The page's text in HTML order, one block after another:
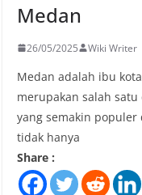
Medan
26/05/2025 Wiki Writer
Medan adalah ibu
merupakan salah
yang semakin
tidak hanya
Share :